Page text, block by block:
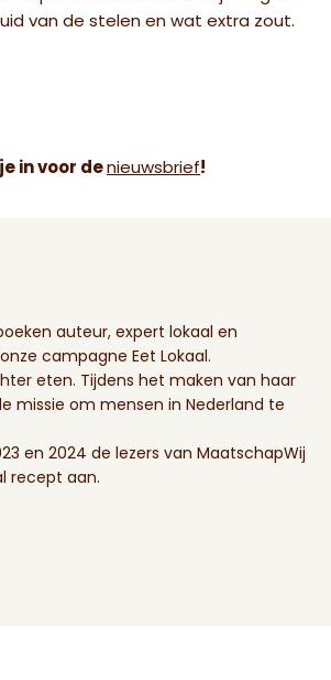
van de stelen en wat extra zout.
in voor de nieuwsbrief!
auteur, expert lokaal en
campagne Eet Lokaal.
eten. Tijdens het maken van haar
missie om mensen in Nederland te
en 2024 de lezers van MaatschapWij
recept aan.